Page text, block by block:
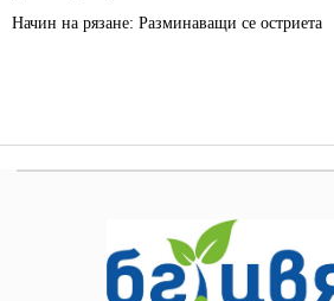
Начин на рязане: Разминаващи се остриета